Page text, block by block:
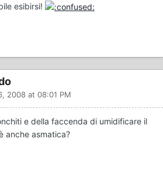
esibirsi!
2008 at 08:01 PM
e della faccenda di umidificare il
anche asmatica?